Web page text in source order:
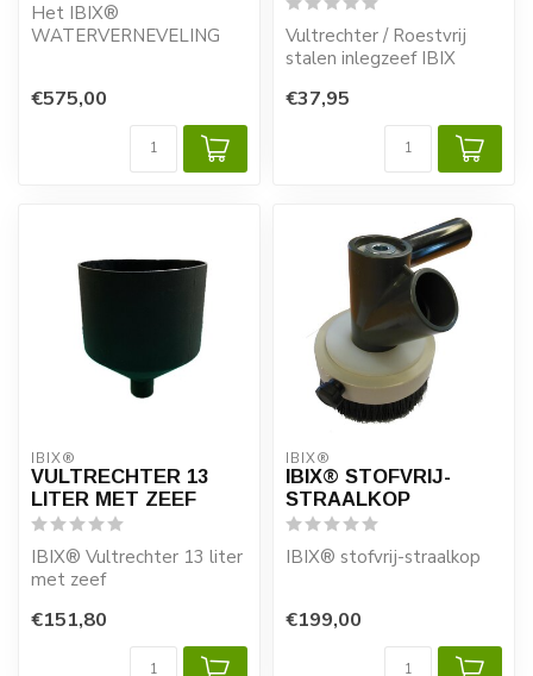
Het IBIX®
WATERVERNEVELING
stelt u in...
€575,00
Vultrechter / Roestvrij
stalen inlegzeef IBIX
€37,95
IBIX®
VULTRECHTER 13
LITER MET ZEEF
IBIX® Vultrechter 13 liter
met zeef
€151,80
IBIX®
IBIX® STOFVRIJ-
STRAALKOP
IBIX® stofvrij-straalkop
bij uw project kunt u de
€199,00